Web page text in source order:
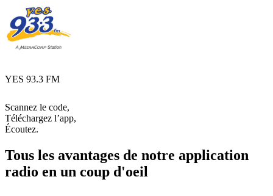
YES 93.3 FM
Scannez le code,
Téléchargez l’app,
Écoutez.
Tous les avantages de notre application
radio en un coup d'oeil